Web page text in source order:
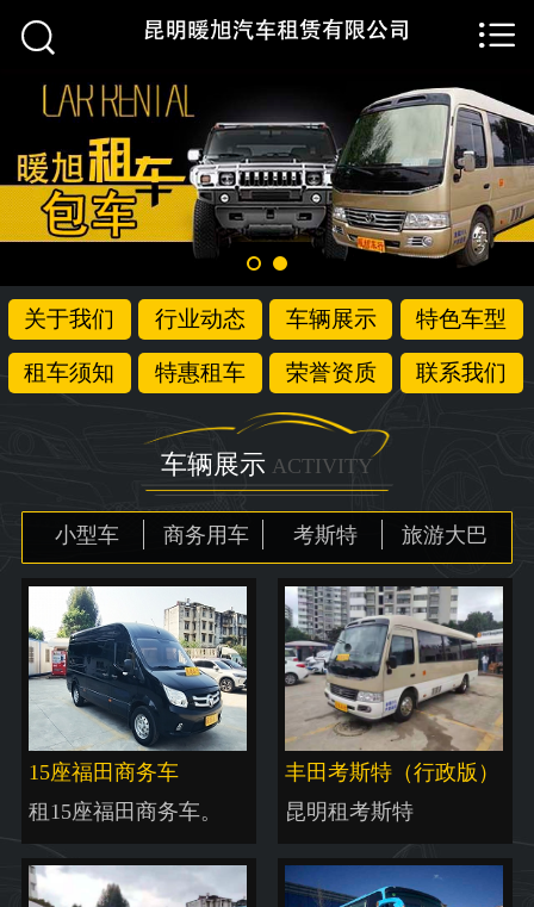
 首页
关于我们
行业动态
车辆展示
租车须知
特惠租车
荣誉资质
联系我们


关于我们 行业动态 车辆展示 特色车型
租车须知 特惠租车 荣誉资质 联系我们
车辆展示 ACTIVITY
小型车 商务用车 考斯特 旅游大巴
15座福田商务车
租15座福田商务车。
丰田考斯特（行政版）
昆明租考斯特